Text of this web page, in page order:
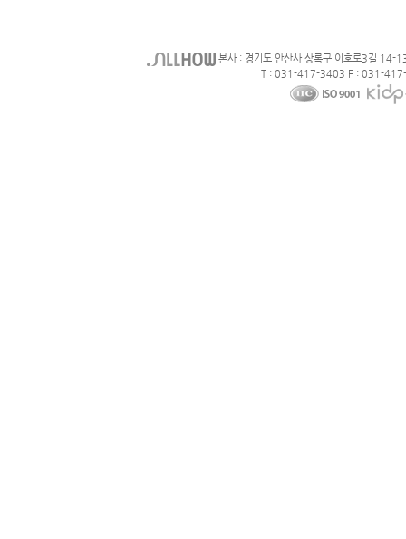
본사 : 경기도 안산사 상록구 이호로3길 14-
T : 031-417-3403 F : 031-